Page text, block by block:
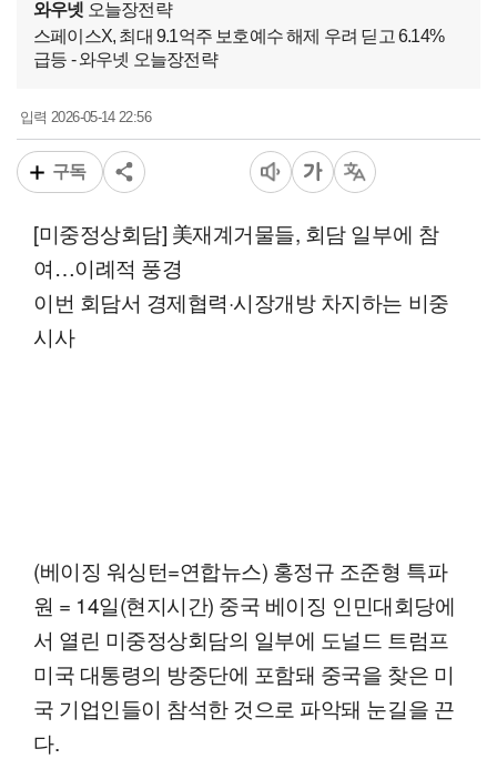
와우넷 오늘장전략
스페이스X, 최대 9.1억주 보호예수 해제 우려 딛고 6.14%
급등 - 와우넷 오늘장전략
입력2026-05-14 22:56
구독
[미중정상회담] 美재계거물들, 회담 일부에 참
여…이례적 풍경
이번 회담서 경제협력·시장개방 차지하는 비중
시사
(베이징 워싱턴=연합뉴스) 홍정규 조준형 특파
원 = 14일(현지시간) 중국 베이징 인민대회당에
서 열린 미중정상회담의 일부에 도널드 트럼프
미국 대통령의 방중단에 포함돼 중국을 찾은 미
국 기업인들이 참석한 것으로 파악돼 눈길을 끈
다.